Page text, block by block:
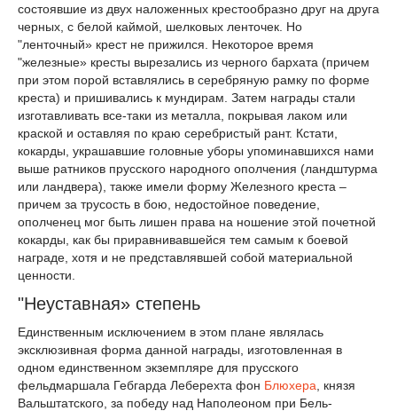
состоявшие из двух наложенных крестообразно друг на друга
черных, с белой каймой, шелковых ленточек. Но
"ленточный» крест не прижился. Некоторое время
"железные» кресты вырезались из черного бархата (причем
при этом порой вставлялись в серебряную рамку по форме
креста) и пришивались к мундирам. Затем награды стали
изготавливать все-таки из металла, покрывая лаком или
краской и оставляя по краю серебристый рант. Кстати,
кокарды, украшавшие головные уборы упоминавшихся нами
выше ратников прусского народного ополчения (ландштурма
или ландвера), также имели форму Железного креста –
причем за трусость в бою, недостойное поведение,
ополченец мог быть лишен права на ношение этой почетной
кокарды, как бы приравнивавшейся тем самым к боевой
награде, хотя и не представлявшей собой материальной
ценности.
"Неуставная» степень
Единственным исключением в этом плане являлась
эксклюзивная форма данной награды, изготовленная в
одном единственном экземпляре для прусского
фельдмаршала Гебгарда Леберехта фон Блюхера , князя
Вальштатского, за победу над Наполеоном при Бель-